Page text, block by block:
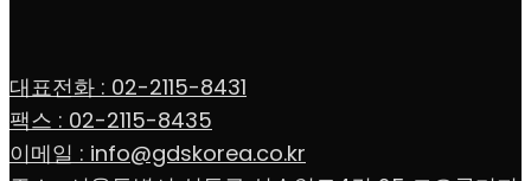
대표전화 : 02-2115-8431
팩스 : 02-2115-8435
이메일 : info@gdskorea.co.kr